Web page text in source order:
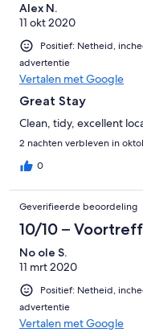
Alex N.
11 okt 2020
Positief: Netheid,
advertentie
Vertalen met Google
Great Stay
Clean, tidy, excellent
2 nachten verbleven in
0
Geverifieerde beoordeling
10/10 –
No ole S.
11 mrt 2020
Positief: Netheid,
advertentie
Vertalen met Google